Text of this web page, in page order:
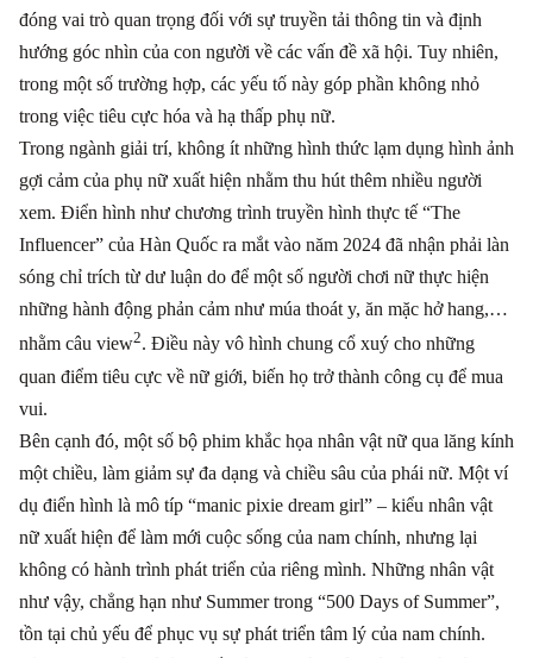
đóng vai trò quan trọng đối với sự truyền tải thông tin và định
hướng góc nhìn của con người về các vấn đề xã hội. Tuy nhiên,
trong một số trường hợp, các yếu tố này góp phần không nhỏ
trong việc tiêu cực hóa và hạ thấp phụ nữ.
Trong ngành giải trí, không ít những hình thức lạm dụng hình ảnh
gợi cảm của phụ nữ xuất hiện nhằm thu hút thêm nhiều người
xem. Điển hình như chương trình truyền hình thực tế “The
Influencer” của Hàn Quốc ra mắt vào năm 2024 đã nhận phải làn
sóng chỉ trích từ dư luận do để một số người chơi nữ thực hiện
những hành động phản cảm như múa thoát y, ăn mặc hở hang,…
nhằm câu view2. Điều này vô hình chung cổ xuý cho những
quan điểm tiêu cực về nữ giới, biến họ trở thành công cụ để mua
vui.
Bên cạnh đó, một số bộ phim khắc họa nhân vật nữ qua lăng kính
một chiều, làm giảm sự đa dạng và chiều sâu của phái nữ. Một ví
dụ điển hình là mô típ “manic pixie dream girl” –kiểu nhân vật
nữ xuất hiện để làm mới cuộc sống của nam chính, nhưng lại
không có hành trình phát triển của riêng mình. Những nhân vật
như vậy, chẳng hạn như Summer trong “500 Days of Summer”,
tồn tại chủ yếu để phục vụ sự phát triển tâm lý của nam chính.